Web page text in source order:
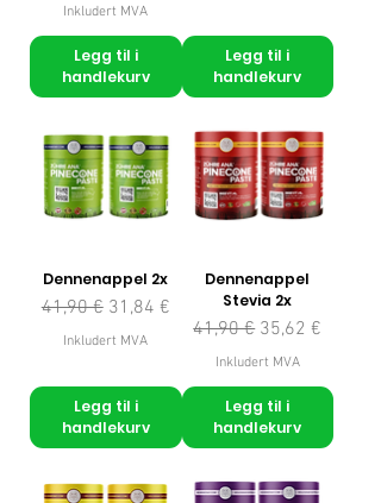
Inkludert MVA
Legg til i
handlekurv
Legg til i
handlekurv
Dennenappel 2x
Vanlig pris
41,90 € Salgspris
31,84 €
Inkludert MVA
Legg til i
handlekurv
Dennenappel
Stevia 2x
Vanlig pris
41,90 € Salgspris
35,62 €
Inkludert MVA
Legg til i
handlekurv